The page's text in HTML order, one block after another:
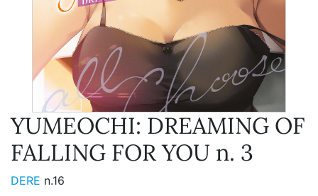
YUMEOCHI: DREAMING OF
FALLING FOR YOU n. 3
DERE n.16